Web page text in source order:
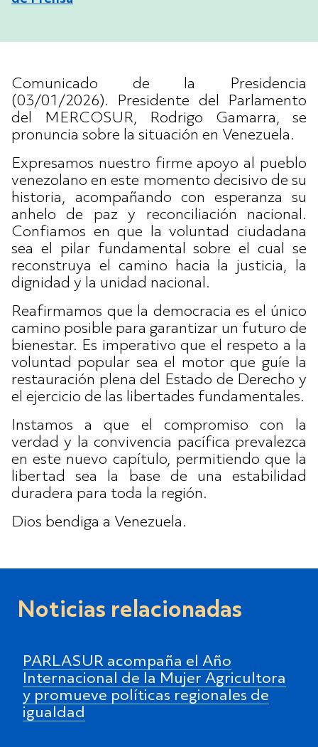
Comunicado de la Presidencia
(03/01/2026). Presidente del Parlamento
del MERCOSUR, Rodrigo Gamarra, se
pronuncia sobre la situación en Venezuela.
Expresamos nuestro firme apoyo al pueblo
venezolano en este momento decisivo de su
historia, acompañando con esperanza su
anhelo de paz y reconciliación nacional.
Confiamos en que la voluntad ciudadana
sea el pilar fundamental sobre el cual se
reconstruya el camino hacia la justicia, la
dignidad y la unidad nacional.
Reafirmamos que la democracia es el único
camino posible para garantizar un futuro de
bienestar. Es imperativo que el respeto a la
voluntad popular sea el motor que guíe la
restauración plena del Estado de Derecho y
el ejercicio de las libertades fundamentales.
Instamos a que el compromiso con la
verdad y la convivencia pacífica prevalezca
en este nuevo capítulo, permitiendo que la
libertad sea la base de una estabilidad
duradera para toda la región.
Dios bendiga a Venezuela.
Noticias relacionadas
PARLASUR acompaña el Año
Internacional de la Mujer Agricultora
y promueve políticas regionales de
igualdad